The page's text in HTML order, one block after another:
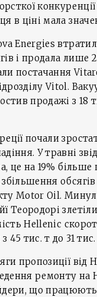
конкуренції
в ціні мала
Energies
і продала лише
постачання
Vitol.
продажі з 18
почали
У травні
це на 19% більше
обсягів
Motor Oil.
Теородорі
Hellenic
45 тис. т до 31 тис.
пропозиції від
ремонту на
що